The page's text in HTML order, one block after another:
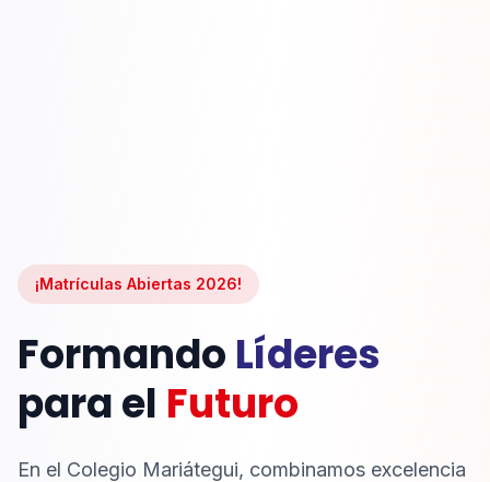
¡Matrículas Abiertas 2026!
Formando Líderes
para el Futuro
En el Colegio Mariátegui, combinamos excelencia